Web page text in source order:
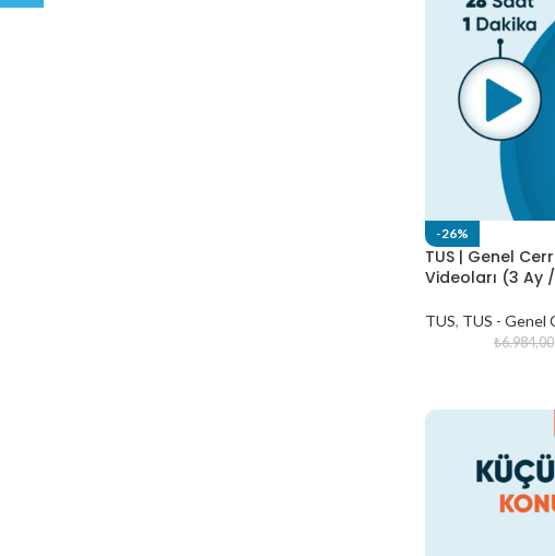
-26%
TUS | Genel
Videoları (3 Ay
TUS, TUS - Genel
₺6.984,00